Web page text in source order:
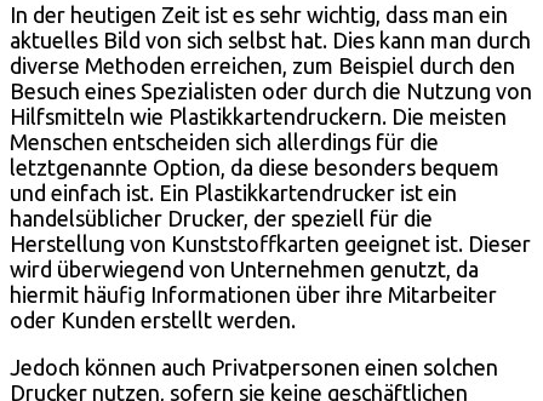
In der heutigen Zeit ist es sehr wichtig, dass man ein
aktuelles Bild von sich selbst hat. Dies kann man durch
diverse Methoden erreichen, zum Beispiel durch den
Besuch eines Spezialisten oder durch die Nutzung von
Hilfsmitteln wie Plastikkartendruckern. Die meisten
Menschen entscheiden sich allerdings für die
letztgenannte Option, da diese besonders bequem
und einfach ist. Ein Plastikkartendrucker ist ein
handelsüblicher Drucker, der speziell für die
Herstellung von Kunststoffkarten geeignet ist. Dieser
wird überwiegend von Unternehmen genutzt, da
hiermit häufig Informationen über ihre Mitarbeiter
oder Kunden erstellt werden.
Jedoch können auch Privatpersonen einen solchen
Drucker nutzen, sofern sie keine geschäftlichen